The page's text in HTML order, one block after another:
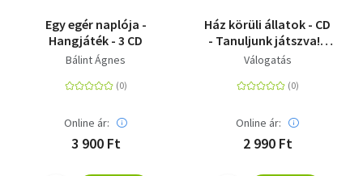
Egy egér naplója -
Hangjáték - 3 CD
Bálint Ágnes
Online ár:
3 900 Ft
Ház körüli állatok - CD
- Tanuljunk játszva! -
Játékok, dalok,
Képességfejlesztő
óvodásoknak
Válogatás
Online ár:
2 990 Ft